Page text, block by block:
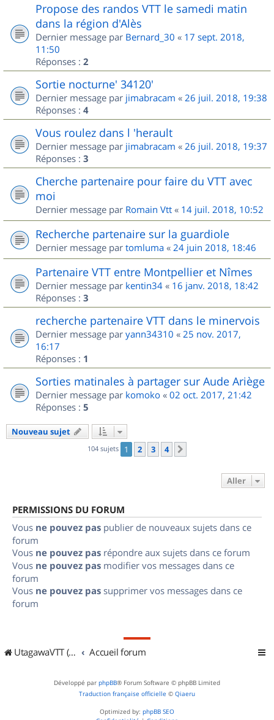
Propose des randos VTT le samedi matin
dans la région d'Alès
Dernier message par Bernard_30 « 17 sept. 2018,
11:50
Réponses : 2
Sortie nocturne' 34120'
Dernier message par jimabracam « 26 juil. 2018, 19:38
Réponses : 4
Vous roulez dans l 'herault
Dernier message par jimabracam « 26 juil. 2018, 19:37
Réponses : 3
Cherche partenaire pour faire du VTT avec
moi
Dernier message par Romain Vtt « 14 juil. 2018, 10:52
Recherche partenaire sur la guardiole
Dernier message par tomluma « 24 juin 2018, 18:46
Partenaire VTT entre Montpellier et Nîmes
Dernier message par kentin34 « 16 janv. 2018, 18:42
Réponses : 3
recherche partenaire VTT dans le minervois
Dernier message par yann34310 « 25 nov. 2017,
16:17
Réponses : 1
Sorties matinales à partager sur Aude Ariège
Dernier message par komoko « 02 oct. 2017, 21:42
Réponses : 5
Nouveau sujet
104 sujets 1 2 3 4
Aller
PERMISSIONS DU FORUM
Vous ne pouvez pas publier de nouveaux sujets dans ce
forum
Vous ne pouvez pas répondre aux sujets dans ce forum
Vous ne pouvez pas modifier vos messages dans ce
forum
Vous ne pouvez pas supprimer vos messages dans ce
forum
UtagawaVTT (Randos VTT et VTTAE avec traces GPS) Accueil forum
Développé par phpBB® Forum Software © phpBB Limited
Traduction française officielle © Qiaeru
Optimized by: phpBB SEO